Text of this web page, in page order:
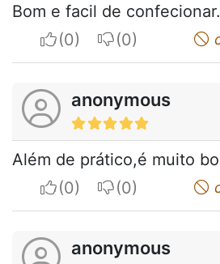
Bom e facil de
I apreciateI do not
anonymous
Além de prático,é muito
I apreciateI do not
anonymous